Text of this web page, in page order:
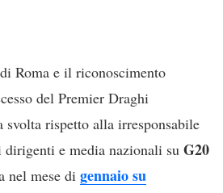
Roma e il riconoscimento
del Premier Draghi
svolta rispetto alla irresponsabile
dirigenti e media nazionali su G20
nel mese di gennaio su